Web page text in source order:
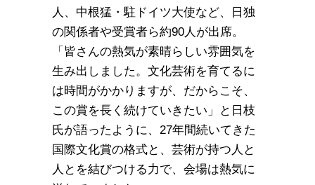
人、中根猛・駐ドイツ大使など、日独
の関係者や受賞者ら約90人が出席。
「皆さんの熱気が素晴らしい雰囲気を
生み出しました。文化芸術を育てるに
は時間がかかりますが、だからこそ、
この賞を長く続けていきたい」と日枝
氏が語ったように、27年間続いてきた
国際文化賞の格式と、芸術が持つ人と
人とを結びつける力で、会場は熱気に